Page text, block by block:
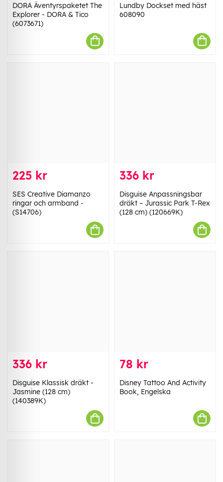
DORA Äventyrspaketet The
Explorer - DORA & Tico
(6073671)
Lundby Dockset med häst
608090
225 kr
SES Creative Diamanzo
ringar och armband -
(S14706)
336 kr
Disguise Anpassningsbar
dräkt – Jurassic Park T-Rex
(128 cm) (120669K)
336 kr
Disguise Klassisk dräkt -
Jasmine (128 cm)
(140389K)
78 kr
Disney Tattoo And Activity
Book, Engelska